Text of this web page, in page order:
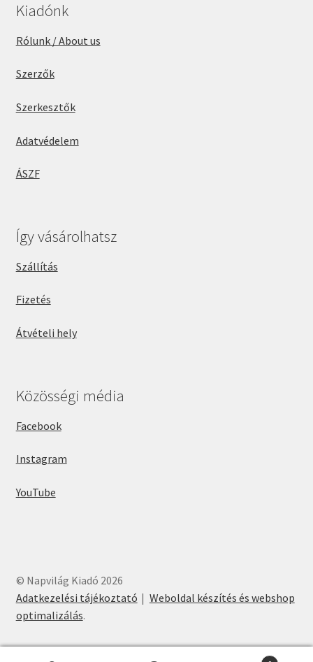
Kiadónk
Rólunk / About us
Szerzők
Szerkesztők
Adatvédelem
ÁSZF
Így vásárolhatsz
Szállítás
Fizetés
Átvételi hely
Közösségi média
Facebook
Instagram
YouTube
© Napvilág Kiadó 2026
Adatkezelési tájékoztató
Weboldal készítés és webshop
optimalizálás.